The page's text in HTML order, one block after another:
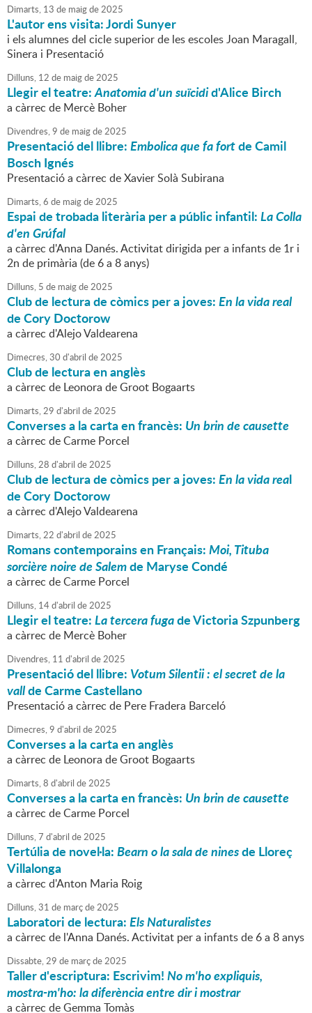
Dimarts, 13 de maigde2025
L'autor ens visita: Jordi Sunyer
i els alumnes del cicle superior de les escoles Joan Maragall,
Sinera i Presentació
Dilluns, 12 de maigde2025
Llegir el teatre:Anatomia d'un suïcidid'Alice Birch
a càrrec de Mercè Boher
Divendres,9 de maigde2025
Presentació del llibre:Embolica que fa fortde Camil
Bosch Ignés
Presentació a càrrec de Xavier Solà Subirana
Dimarts,6 de maigde2025
Espai de trobada literària per a públic infantil:La Colla
d'en Grúfal
a càrrec d'Anna Danés. Activitat dirigida per a infants de 1r i
2n de primària (de 6 a 8 anys)
Dilluns, 5 de maigde2025
Club de lectura de còmics per a joves:En la vida real
de Cory Doctorow
a càrrec d'Alejo Valdearena
Dimecres,30 d'abril de2025
Club de lectura en anglès
a càrrec de Leonora de Groot Bogaarts
Dimarts,29 d'abril de2025
Converses a la carta en francès: Un brin de causette
a càrrec de Carme Porcel
Dilluns,28 d'abril de2025
Club de lectura de còmics per a joves:En la vida real
de Cory Doctorow
a càrrec d'Alejo Valdearena
Dimarts,22 d'abril de2025
Romans contemporains en Français:Moi, Tituba
sorcière noire de Salemde Maryse Condé
a càrrec de Carme Porcel
Dilluns, 14d'abril de2025
Llegir el teatre:La tercera fugade Victoria Szpunberg
a càrrec de Mercè Boher
Divendres, 11 d'abril de2025
Presentació del llibre: Votum Silentii : el secret de la
vallde Carme Castellano
Presentació a càrrec de Pere Fradera Barceló
Dimecres,9 d'abril de2025
Converses a la carta en anglès
a càrrec de Leonora de Groot Bogaarts
Dimarts,8 d'abril de2025
Converses a la carta en francès: Un brin de causette
a càrrec de Carme Porcel
Dilluns,7 d'abril de2025
Tertúlia de novel·la:Bearn o la sala de ninesde Lloreç
Villalonga
a càrrec d'Anton Maria Roig
Dilluns,31 de marçde2025
Laboratori de lectura:Els Naturalistes
a càrrec de l'Anna Danés. Activitat per a infants de 6 a 8 anys
Dissabte,29 de marçde2025
Taller d'escriptura: Escrivim!No m'ho expliquis,
mostra-m'ho: la diferència entre dir i mostrar
a càrrec de Gemma Tomàs